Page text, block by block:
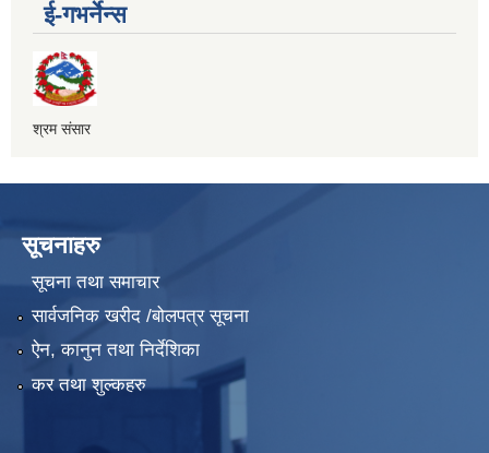
ई-गभर्नेन्स
श्रम संसार
सूचनाहरु
सूचना तथा समाचार
सार्वजनिक खरीद /बोलपत्र सूचना
ऐन, कानुन तथा निर्देशिका
कर तथा शुल्कहरु